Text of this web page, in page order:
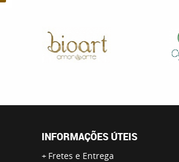
INFORMAÇÕES ÚTEIS
Fretes e Entrega